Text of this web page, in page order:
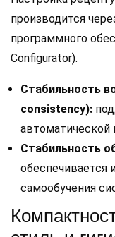
производится
программного
Configurator).
Стабильность
consistency):
автоматической
Стабильность
обеспечивается
самообучения